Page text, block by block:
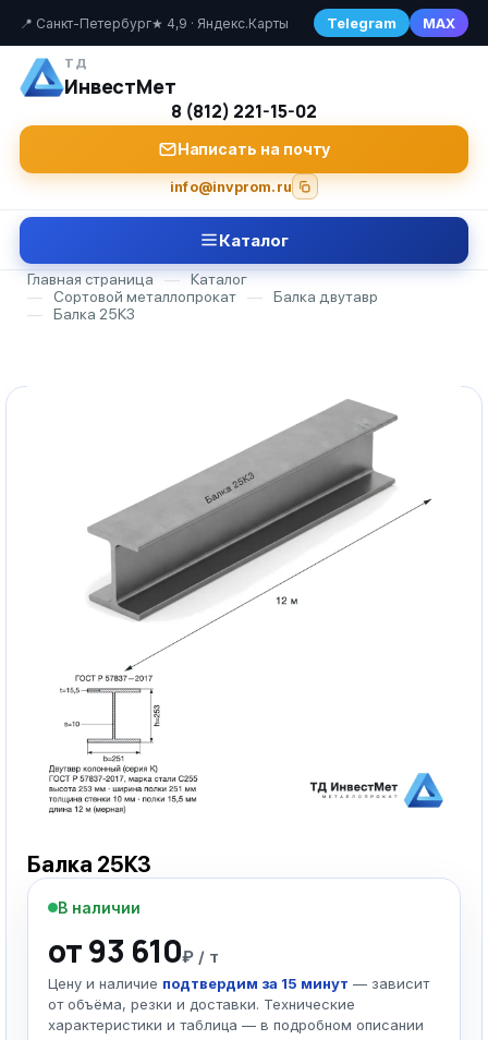
📍 Санкт-Петербург★ 4,9 · Яндекс.Карты Telegram MAX
ТД
ИнвестМет
8 (812) 221-15-02
Написать на почту
info@invprom.ru
Каталог
Главная страница —
Каталог
—
Сортовой металлопрокат —
Балка двутавр
—
Балка 25К3
Балка 25К3
В наличии
от 93 610₽ / т
Цену и наличие подтвердим за 15 минут — зависит
от объёма, резки и доставки. Технические
характеристики и таблица — в подробном описании